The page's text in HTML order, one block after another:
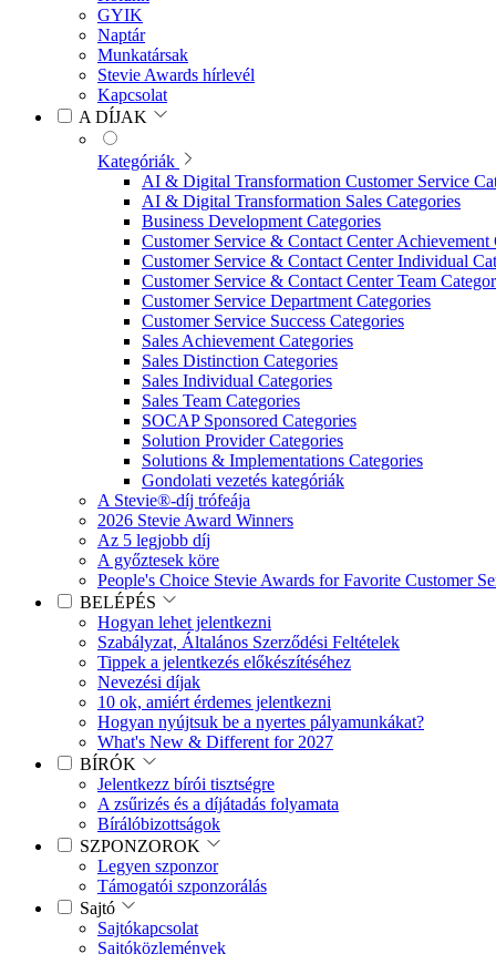
GYIK
Naptár
Munkatársak
Stevie Awards hírlevél
Kapcsolat
A DÍJAK
Kategóriák
AI & Digital Transformation Customer Service
AI & Digital Transformation Sales Categories
Business Development Categories
Customer Service & Contact Center Achievement
Customer Service & Contact Center Individual
Customer Service & Contact Center Team
Customer Service Department Categories
Customer Service Success Categories
Sales Achievement Categories
Sales Distinction Categories
Sales Individual Categories
Sales Team Categories
SOCAP Sponsored Categories
Solution Provider Categories
Solutions & Implementations Categories
Gondolati vezetés kategóriák
A Stevie®-díj trófeája
2026 Stevie Award Winners
Az 5 legjobb díj
A győztesek köre
People's Choice Stevie Awards for Favorite Customer
BELÉPÉS
Hogyan lehet jelentkezni
Szabályzat, Általános Szerződési Feltételek
Tippek a jelentkezés előkészítéséhez
Nevezési díjak
10 ok, amiért érdemes jelentkezni
Hogyan nyújtsuk be a nyertes pályamunkákat?
What's New & Different for 2027
BÍRÓK
Jelentkezz bírói tisztségre
A zsűrizés és a díjátadás folyamata
Bírálóbizottságok
SZPONZOROK
Legyen szponzor
Támogatói szponzorálás
Sajtó
Sajtókapcsolat
Sajtóközlemények